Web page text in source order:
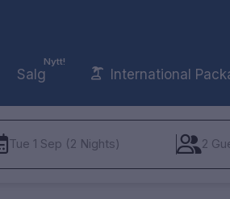
Nytt!
Salg International
Tue 1 Sep (2 Nights) 2